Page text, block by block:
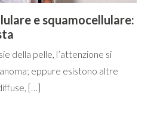
e squamocellulare:
della pelle, l’attenzione si
eppure esistono altre
[…]